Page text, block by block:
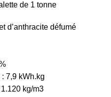
de 1 tonne
d’anthracite défumé
7,9 kWh.kg
kg/m3